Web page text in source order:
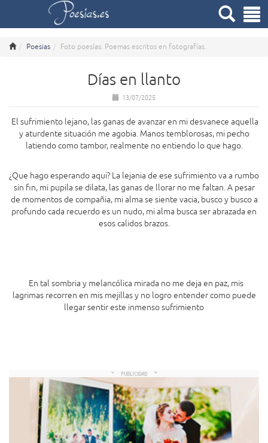
Poesias Foto poesías. Poemas escritos en fotografías.
Días en llanto
13/07/2025
El sufrimiento lejano, las ganas de avanzar en mi desvanece aquella
y aturdente situación me agobia. Manos temblorosas, mi pecho
latiendo como tambor, realmente no entiendo lo que hago.
¿Que hago esperando aqui? La lejania de ese sufrimiento va a rumbo
sin fin, mi pupila se dilata, las ganas de llorar no me faltan. A pesar
de momentos de compañia, mi alma se siente vacia, busco y busco a
profundo cada recuerdo es un nudo, mi alma busca ser abrazada en
esos calidos brazos.
En tal sombria y melancólica mirada no me deja en paz, mis
lagrimas recorren en mis mejillas y no logro entender como puede
llegar sentir este inmenso sufrimiento